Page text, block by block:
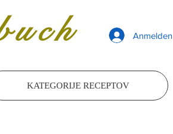
Anmelden
KATEGORIJE RECEPTOV